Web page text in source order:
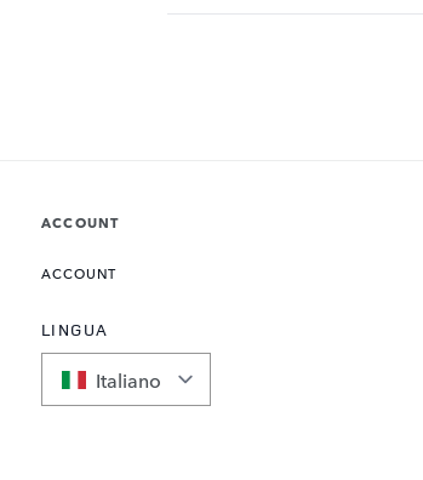
ACCOUNT
ACCOUNT
LINGUA
Italiano